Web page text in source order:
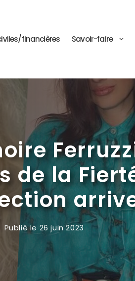
financières Savoir-faire
de la
Publié le 26 juin 2023